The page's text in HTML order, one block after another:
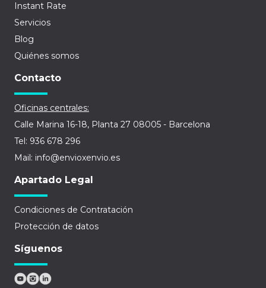
Instant Rate
Servicios
Blog
Quiénes somos
Contacto
Oficinas centrales:
Calle Marina 16-18, Planta 27 08005 - Barcelona
Tel: 936 678 296
Mail: info@envioxenvio.es
Apartado Legal
Condiciones de Contratación
Protección de datos
Síguenos